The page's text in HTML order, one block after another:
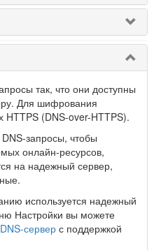
так, что они доступны
Для шифрования
HTTPS (DNS-over-HTTPS).
запросы, чтобы
онлайн-ресурсов,
на надежный сервер,
используется надежный
Настройки вы можете
серверс поддержкой